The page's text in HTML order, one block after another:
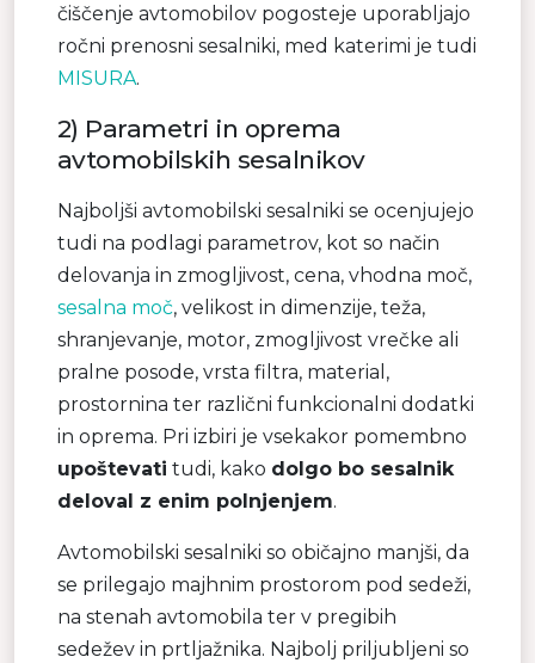
čiščenje avtomobilov pogosteje uporabljajo
ročni prenosni sesalniki, med katerimi je tudi
MISURA.
2) Parametri in oprema
avtomobilskih sesalnikov
Najboljši avtomobilski sesalniki se ocenjujejo
tudi na podlagi parametrov, kot so način
delovanja in zmogljivost, cena, vhodna moč,
sesalna moč, velikost in dimenzije, teža,
shranjevanje, motor, zmogljivost vrečke ali
pralne posode, vrsta filtra, material,
prostornina ter različni funkcionalni dodatki
in oprema. Pri izbiri je vsekakor pomembno
upoštevati tudi, kako dolgo bo sesalnik
deloval z enim polnjenjem.
Avtomobilski sesalniki so običajno manjši, da
se prilegajo majhnim prostorom pod sedeži,
na stenah avtomobila ter v pregibih
sedežev in prtljažnika. Najbolj priljubljeni so